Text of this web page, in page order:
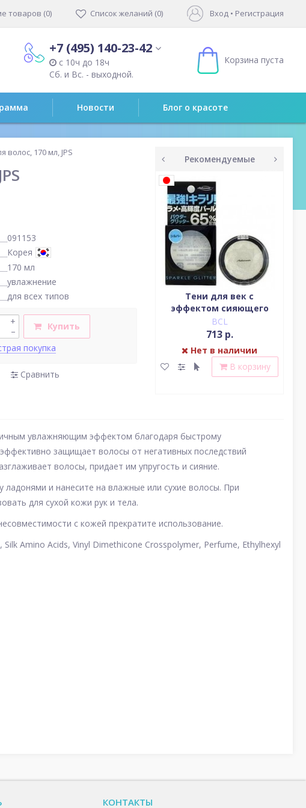
товаров (0) Список желаний (0) Вход • Регистрация
+7 (495) 140-23-42
с 10ч до 18ч
Сб. и Вс. - выходной.
Корзина пуста
Новости Блог о красоте
волос, 170 мл, JPS
091153
Корея
170 мл
увлажнение
для всех типов
–
+
Купить
покупка
Сравнить
Рекомендуемые
Водостойкая жидкая
Тени для век c
эффектом сияющего
блеска (серебро)
BCL
713 р.
Нет в наличии
В корзину
увлажняющим эффектом благодаря быстрому
защищает волосы от негативных последствий
волосы, придает им упругость и сияние.
и нанесите на влажные или сухие волосы. При
для сухой кожи рук и тела.
с кожей прекратите использование.
Amino Acids, Vinyl Dimethicone Crosspolymer, Perfume, Ethylhexyl
КОНТАКТЫ